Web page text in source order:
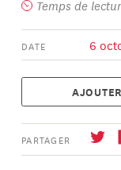
Temps de
DATE 6
AJOUTER
PARTAGER